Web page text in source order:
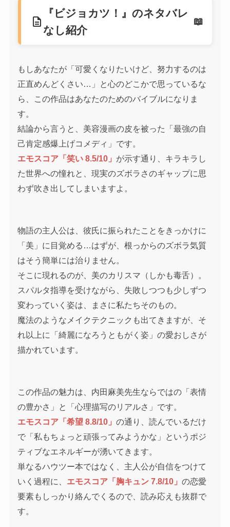
description
『ビジョカツ！』のネタバレ
なし紹介
もしあなたが「可愛くなりたいけど、努力するのは
正直めんどくさい…」と心のどこかで思っているな
ら、この作品はあなたのためのバイブルになりま
す。
結論から言うと、美容漫画の皮を被った「最強の自
己肯定感爆上げコメディ」です。
エモスコア「笑い 8.5/10」 が示す通り、キラキラし
た世界への憧れと、現実のズボラさのギャップに思
わず吹き出してしまいますよ。
物語の主人公は、彼氏に振られたことをきっかけに
「美」に目覚める…はずが、根っからのズボラ気質
はそう簡単には治りません。
そこに現れるのが、美のカリスマ（しかも毒舌）。
スパルタ指導を受けながら、失敗しつつも少しずつ
変わっていく姿は、まさに私たちそのもの。
魔法のようなメイクテクニックも出てきますが、そ
れ以上に「綺麗になろうともがく姿」の愛おしさが
描かれています。
この作品の魅力は、内田麻美先生ならではの「表情
の豊かさ」と「心理描写のリアルさ」です。
エモスコア「希望 8.8/10」の通り、読んでいるだけ
で「私もちょっと頑張ってみようかな」というポジ
ティブなエネルギーが湧いてきます。
単なるハウツー本ではなく、主人公が自信をつけて
いく過程に、 エモスコア「胸キュン 7.8/10」の恋愛
要素もしっかり絡んでくるので、読み応えも抜群で
す。